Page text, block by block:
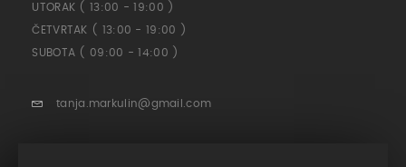
UTORAK ( 13:00 - 19:00 )
ČETVRTAK ( 13:00 - 19:00 )
SUBOTA ( 09:00 - 14:00 )
tanja.markulin@gmail.com